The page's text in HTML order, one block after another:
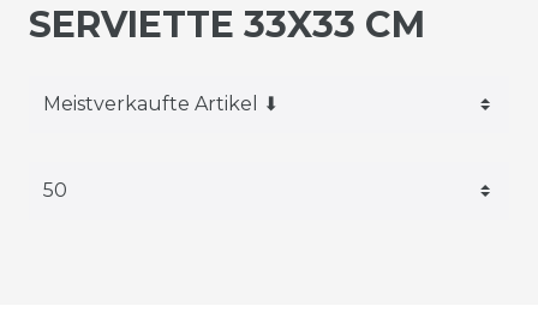
SERVIETTE 33X33 CM